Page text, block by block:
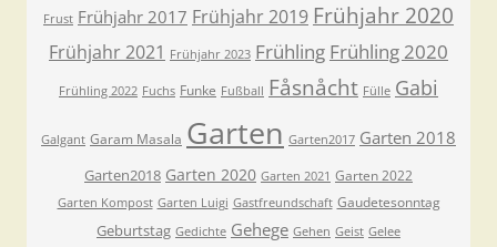
Frust Frühjahr 2017 Frühjahr 2019 Frühjahr 2020
Frühjahr 2021 Frühjahr 2023 Frühling Frühling 2020
Frühling 2022 Fuchs Funke Fußball Fåsnåcht Fülle Gabi
Galgant Garam Masala Garten Garten2017 Garten 2018
Garten2018 Garten 2020 Garten 2021 Garten 2022
Garten Kompost Garten Luigi Gastfreundschaft Gaudetesonntag
Geburtstag Gedichte Gehege Gehen Geist Gelee